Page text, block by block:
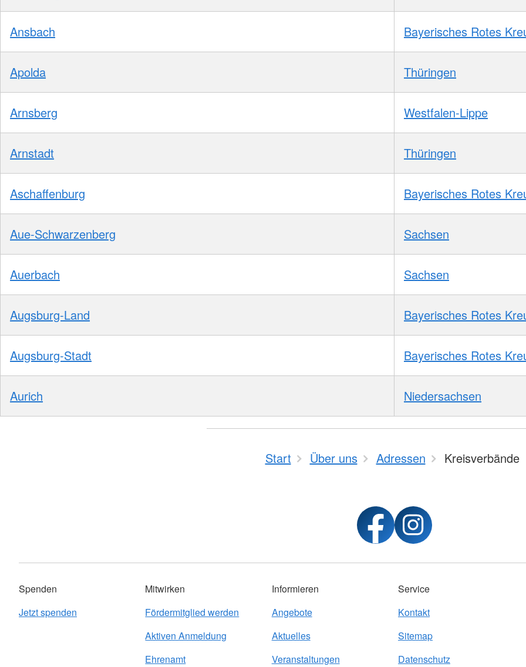
Ansbach Bayerisches Rotes
Apolda Thüringen
Arnsberg Westfalen-Lippe
Arnstadt Thüringen
Aschaffenburg Bayerisches Rotes
Aue-Schwarzenberg Sachsen
Auerbach Sachsen
Augsburg-Land Bayerisches Rotes
Augsburg-Stadt Bayerisches Rotes
Aurich Niedersachsen
Start Über uns Adressen Kreisverbände
Spenden
Jetzt spenden
Mitwirken
Fördermitglied werden
Aktiven Anmeldung
Ehrenamt
Informieren
Angebote
Aktuelles
Veranstaltungen
Service
Kontakt
Sitemap
Datenschutz